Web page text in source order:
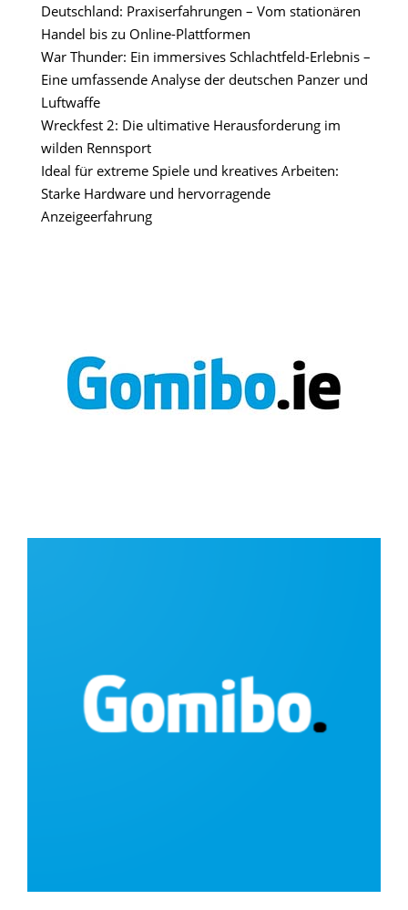
Deutschland: Praxiserfahrungen – Vom stationären
Handel bis zu Online-Plattformen
War Thunder: Ein immersives Schlachtfeld-Erlebnis –
Eine umfassende Analyse der deutschen Panzer und
Luftwaffe
Wreckfest 2: Die ultimative Herausforderung im
wilden Rennsport
Ideal für extreme Spiele und kreatives Arbeiten:
Starke Hardware und hervorragende
Anzeigeerfahrung